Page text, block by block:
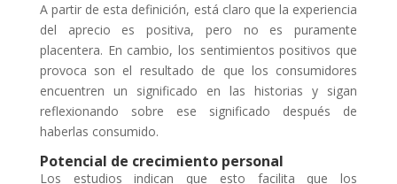
A partir de esta definición, está claro que la experiencia
del aprecio es positiva, pero no es puramente
placentera. En cambio, los sentimientos positivos que
provoca son el resultado de que los consumidores
encuentren un significado en las historias y sigan
reflexionando sobre ese significado después de
haberlas consumido.
Potencial de crecimiento personal
Los estudios indican que esto facilita que los